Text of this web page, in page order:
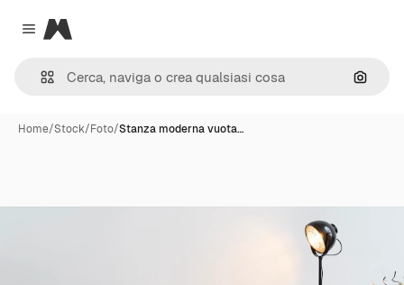
Close menu
Magnific
Cerca
Home/Stock/Foto/Stanza moderna vuota…